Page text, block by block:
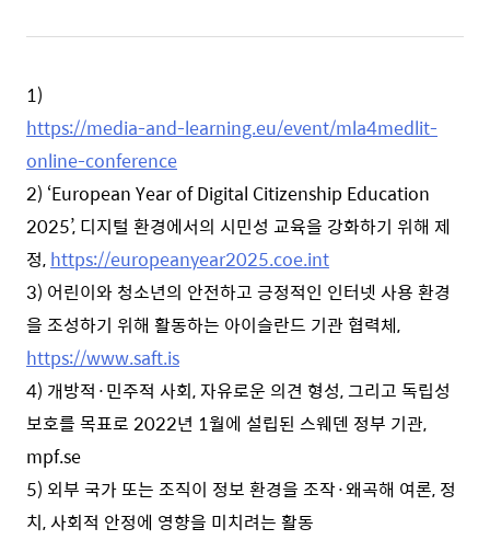
1)
https://media-and-learning.eu/event/mla4medlit-
online-conference
2) ‘European Year of Digital Citizenship Education
2025’, 디지털 환경에서의 시민성 교육을 강화하기 위해 제
정, https://europeanyear2025.coe.int
3) 어린이와 청소년의 안전하고 긍정적인 인터넷 사용 환경
을 조성하기 위해 활동하는 아이슬란드 기관 협력체,
https://www.saft.is
4) 개방적·민주적 사회, 자유로운 의견 형성, 그리고 독립성
보호를 목표로 2022년 1월에 설립된 스웨덴 정부 기관,
mpf.se
5) 외부 국가 또는 조직이 정보 환경을 조작·왜곡해 여론, 정
치, 사회적 안정에 영향을 미치려는 활동